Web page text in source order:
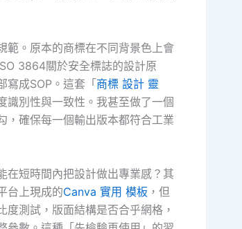
範。原本的商標在不同背景色上會
3864關於安全標誌的設計原
寫成SOP。這套「商標 設計 靈
別性與一致性。我甚至做了一個
，確保每一個輸出版本都符合工業
在短時間內把設計做出專業感？其
台上現成的Canva 實用 模板 ，但
測試，版面結構是否合乎網格，